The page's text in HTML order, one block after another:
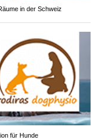
in der Schweiz
für Hunde